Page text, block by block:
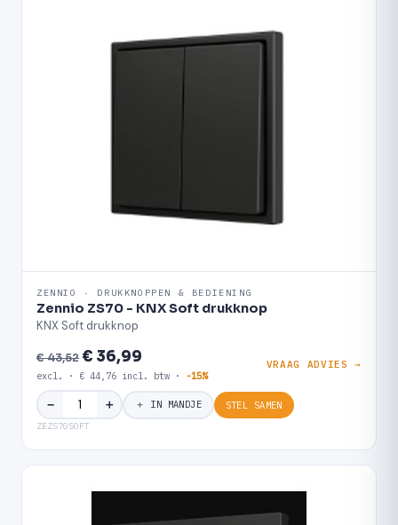
ZENNIO · DRUKKNOPPEN & BEDIENING
Zennio ZS70 - KNX Soft drukknop
KNX Soft drukknop
€ 43,52€ 36,99
excl. · € 44,76 incl. btw · -15%
VRAAG ADVIES →
− ＋ ＋ IN MANDJE STEL SAMEN
ZEZS70SOFT